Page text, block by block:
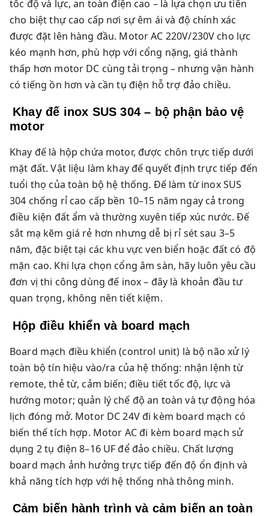
tốc độ và lực, an toàn điện cao – là lựa chọn ưu tiên
cho biệt thự cao cấp nơi sự êm ái và độ chính xác
được đặt lên hàng đầu. Motor AC 220V/230V cho lực
kéo mạnh hơn, phù hợp với cổng nặng, giá thành
thấp hơn motor DC cùng tải trọng – nhưng vận hành
có tiếng ồn hơn và cần tụ điện hỗ trợ đảo chiều.
Khay đế inox SUS 304 – bộ phận bảo vệ
motor
Khay đế là hộp chứa motor, được chôn trực tiếp dưới
mặt đất. Vật liệu làm khay đế quyết định trực tiếp đến
tuổi thọ của toàn bộ hệ thống. Đế làm từ inox SUS
304 chống rỉ cao cấp bền 10–15 năm ngay cả trong
điều kiện đất ẩm và thường xuyên tiếp xúc nước. Đế
sắt mạ kẽm giá rẻ hơn nhưng dễ bị rỉ sét sau 3–5
năm, đặc biệt tại các khu vực ven biển hoặc đất có độ
mặn cao. Khi lựa chọn cổng âm sàn, hãy luôn yêu cầu
đơn vị thi công dùng đế inox – đây là khoản đầu tư
quan trọng, không nên tiết kiệm.
Hộp điều khiển và board mạch
Board mạch điều khiển (control unit) là bộ não xử lý
toàn bộ tín hiệu vào/ra của hệ thống: nhận lệnh từ
remote, thẻ từ, cảm biến; điều tiết tốc độ, lực và
hướng motor; quản lý chế độ an toàn và tự động hóa
lịch đóng mở. Motor DC 24V đi kèm board mạch có
biến thế tích hợp. Motor AC đi kèm board mạch sử
dụng 2 tụ điện 8–16 UF để đảo chiều. Chất lượng
board mạch ảnh hưởng trực tiếp đến độ ổn định và
khả năng tích hợp với hệ thống nhà thông minh.
Cảm biến hành trình và cảm biến an toàn